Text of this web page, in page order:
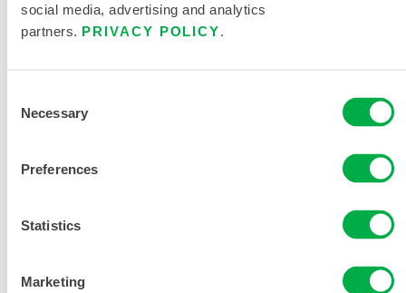
social media, advertising and analytics
partners. PRIVACY POLICY.
Selection
Necessary
Preferences
Statistics
Marketing
赛服佳GP标准鞋套